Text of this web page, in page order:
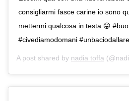
consigliarmi fasce carine io sono
mettermi qualcosa in testa 😛
#civediamodomani
A post shared by nadia toffa